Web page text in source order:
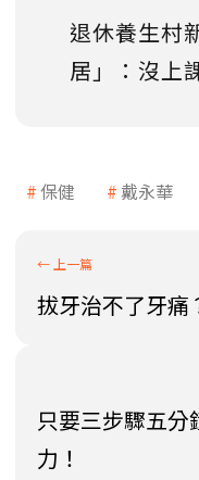
退休養生村
居」：沒上
保健 戴永華
拔牙治不了牙痛
只要三步驟五
力！